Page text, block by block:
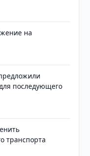
на
последующего
транспорта